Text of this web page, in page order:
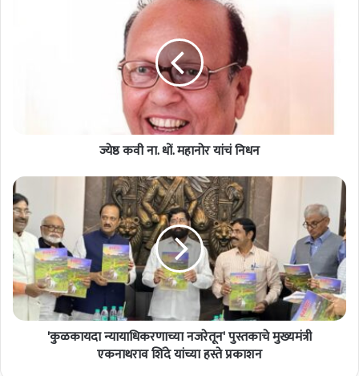
र
यां
चं
नि
ध
न
ज्येष्ठ कवी ना. धों. महानोर यांचं निधन
'
कु
ळ
का
य
दा
न्या
या
धि
'कुळकायदा न्यायाधिकरणाच्या नजरेतून' पुस्तकाचे मुख्यमंत्री
एकनाथराव शिंदे यांच्या हस्ते प्रकाशन